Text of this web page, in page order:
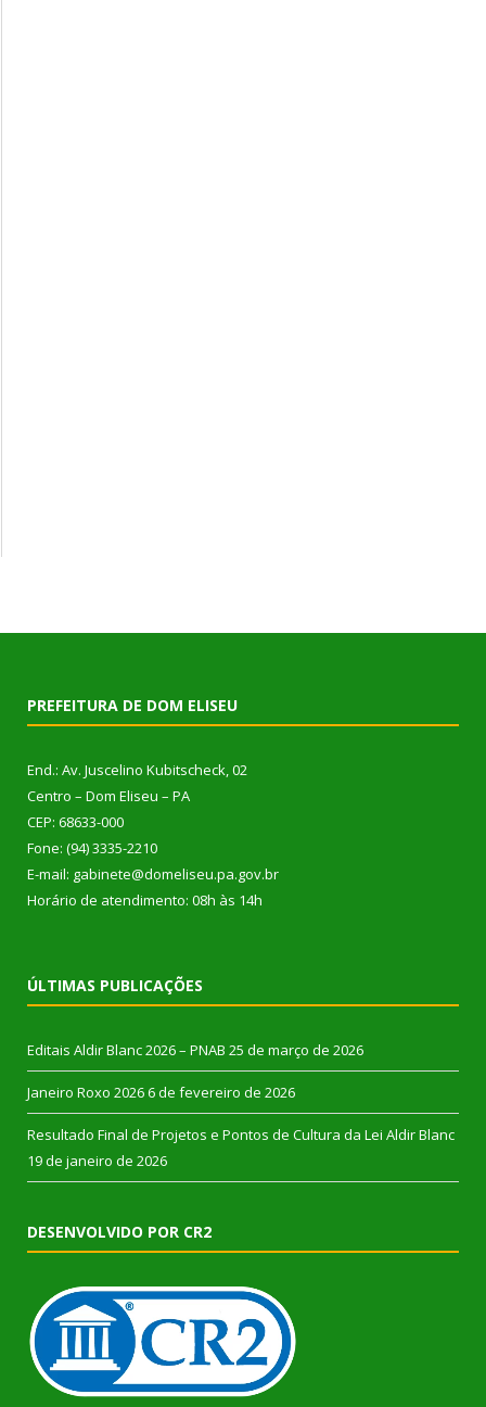
PREFEITURA DE DOM ELISEU
End.: Av. Juscelino Kubitscheck, 02
Centro – Dom Eliseu – PA
CEP: 68633-000
Fone: (94) 3335-2210
E-mail: gabinete@domeliseu.pa.gov.br
Horário de atendimento: 08h às 14h
ÚLTIMAS PUBLICAÇÕES
Editais Aldir Blanc 2026 – PNAB 25 de março de 2026
Janeiro Roxo 2026 6 de fevereiro de 2026
Resultado Final de Projetos e Pontos de Cultura da Lei Aldir Blanc
19 de janeiro de 2026
DESENVOLVIDO POR CR2